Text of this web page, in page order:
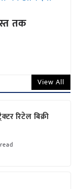
तक
View All
रिटेल बिक्री